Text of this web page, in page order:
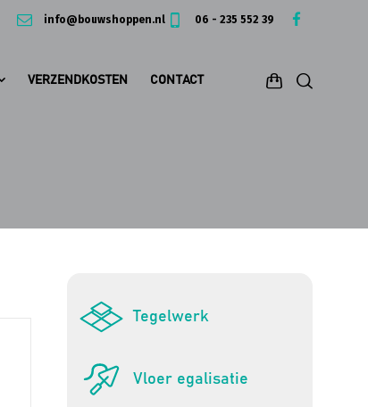
info@bouwshoppen.nl 06 - 235 552 39
VERZENDKOSTEN CONTACT
Tegelwerk
Vloer egalisatie